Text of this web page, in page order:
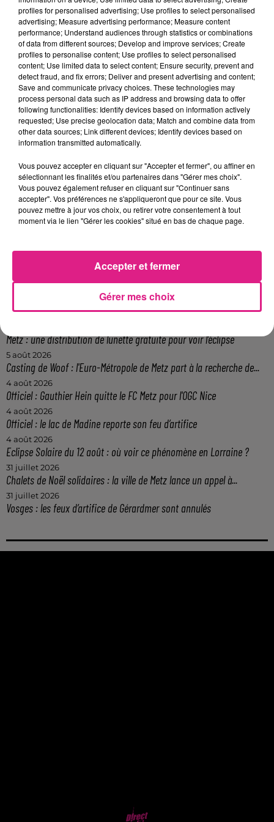
— Ville de Thionville (@VilleThionville)October 19,
2020
A PARTIR DE QUELLE HEURE EST-IL OBLIGATOIRE ?
Selon la préfecture de Moselle, que ce soit à Metz,
Montigny-lès-Metz ou Thionville, le masque n'est pas
imposé à toutes heures, mais il l'est durant les
mêmes plages horaires que celles établies
précédemment au centre de la capitale lorraine. A
savoir de 10h à 20h, du dimanche au mercredi, et de
Le port du masque est primordial. Dans l'intérêt du
tous et pour faciliter le travail des soignants,
protégeons-nous.pic.twitter.com/MMxfbUnAfI
October 19,
Lorraine : une journée pas comme les autres au Parc animalier de...
Metz : une distribution de lunette gratuite pour voir l’éclipse
5 août 2026
Casting de Woof : l'Euro-Métropole de Metz part à la recherche de...
4 août 2026
Officiel : Gauthier Hein quitte le FC Metz pour l'OGC Nice
4 août 2026
Officiel : le lac de Madine reporte son feu d’artifice
4 août 2026
Eclipse Solaire du 12 août : où voir ce phénomène en Lorraine ?
31 juillet 2026
Chalets de Noël solidaires : la ville de Metz lance un appel à...
31 juillet 2026
Vosges : les feux d’artifice de Gérardmer sont annulés
profiles for personalised advertising; Use profiles to select personalised
advertising; Measure advertising performance; Measure content
performance; Understand audiences through statistics or combinations
of data from different sources; Develop and improve services; Create
profiles to personalise content; Use profiles to select personalised
content; Use limited data to select content; Ensure security, prevent and
detect fraud, and fix errors; Deliver and present advertising and content;
Save and communicate privacy choices. These technologies may
process personal data such as IP address and browsing data to offer
following functionalities: Identify devices based on information actively
requested; Use precise geolocation data; Match and combine data from
other data sources; Link different devices; Identify devices based on
information transmitted automatically.
Vous pouvez accepter en cliquant sur "Accepter et fermer", ou affiner en
sélectionnant les finalités et/ou partenaires dans "Gérer mes choix".
Vous pouvez également refuser en cliquant sur "Continuer sans
accepter". Vos préférences ne s'appliqueront que pour ce site. Vous
pouvez mettre à jour vos choix, ou retirer votre consentement à tout
moment via le lien "Gérer les cookies" situé en bas de chaque page.
Gérer mes choix
Accepter et fermer